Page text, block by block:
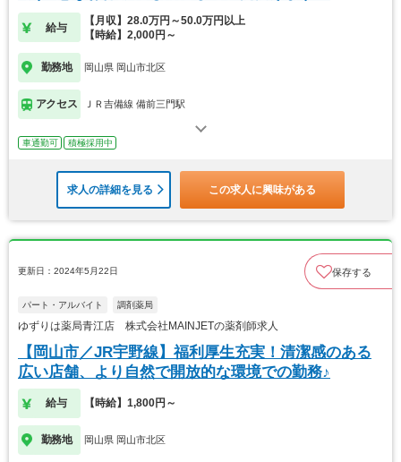
給与
【月収】28.0万円～50.0万円以上
【時給】2,000円～
勤務地 岡山県 岡山市北区
アクセス ＪＲ吉備線 備前三門駅
車通勤可 積極採用中
求人の詳細を見る この求人に興味がある
更新日：2024年5月22日 保存する
パート・アルバイト 調剤薬局
ゆずりは薬局青江店 株式会社MAINJETの薬剤師求人
【岡山市／JR宇野線】福利厚生充実！清潔感のある
広い店舗、より自然で開放的な環境での勤務♪
給与 【時給】1,800円～
勤務地 岡山県 岡山市北区